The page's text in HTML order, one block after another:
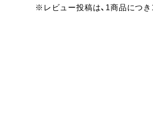
※レビュー投稿は、1商品につき